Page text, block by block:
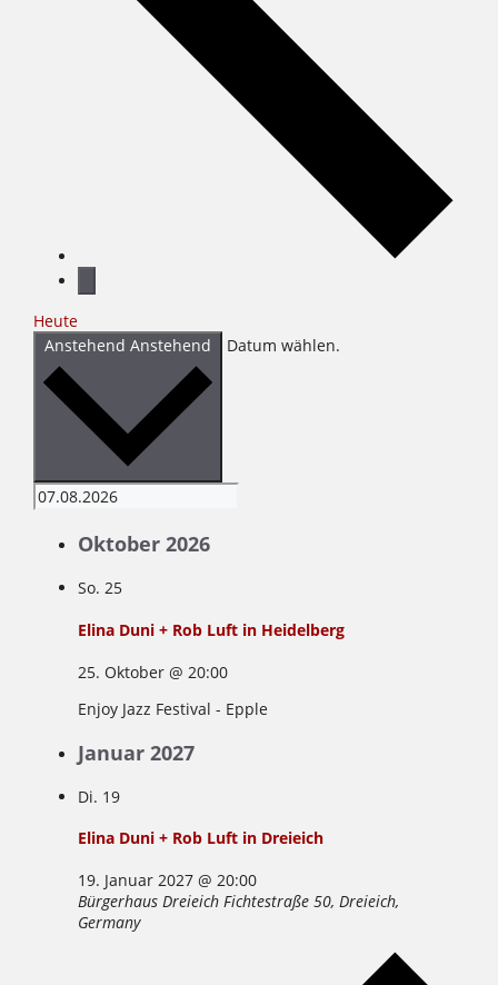
Heute
Anstehend Anstehend Datum wählen.
Oktober 2026
So. 25
Elina Duni + Rob Luft in Heidelberg
25. Oktober @ 20:00
Enjoy Jazz Festival - Epple
Januar 2027
Di. 19
Elina Duni + Rob Luft in Dreieich
19. Januar 2027 @ 20:00
Bürgerhaus Dreieich Fichtestraße 50, Dreieich,
Germany